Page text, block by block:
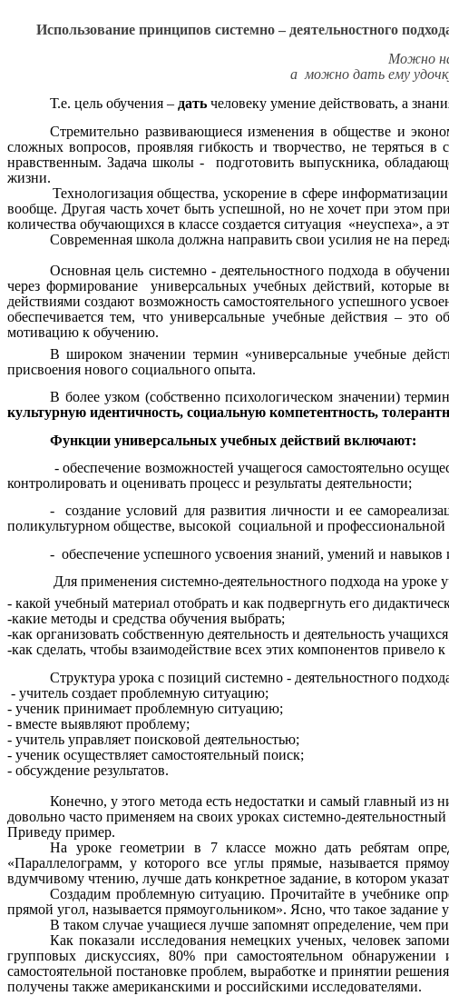
Использование принципов системно – деятельностного
Можно накормить
а можно дать ему удочку, чтобы он
Т.е. цель обучения – дать человеку умение действовать, а
Стремительно развивающиеся изменения в обществе и
сложных вопросов, проявляя гибкость и творчество, не теряться
нравственным. Задача школы - подготовить выпускника,
жизни.
Технологизация общества, ускорение в сфере информатизации
вообще. Другая часть хочет быть успешной, но не хочет при этом
количества обучающихся в классе создается ситуация «неуспеха»,
Современная школа должна направить свои усилия не на
Основная цель системно - деятельностного подхода в
через формирование универсальных учебных действий, которые
действиями создают возможность самостоятельного успешного
обеспечивается тем, что универсальные учебные действия –
мотивацию к обучению.
В широком значении термин «универсальные учебные
присвоения нового социального опыта.
В более узком (собственно психологическом значении)
культурную идентичность, социальную компетентность,
Функции универсальных учебных действий включают:
- обеспечение возможностей учащегося самостоятельно
контролировать и оценивать процесс и результаты деятельности;
- создание условий для развития личности и ее
поликультурном обществе, высокой социальной и профессиональной
- обеспечение успешного усвоения знаний, умений и
Для применения системно-деятельностного подхода на уроке
- какой учебный материал отобрать и как подвергнуть его
-какие методы и средства обучения выбрать;
-как организовать собственную деятельность и деятельность
-как сделать, чтобы взаимодействие всех этих компонентов
Структура урока с позиций системно - деятельностного
- учитель создает проблемную ситуацию;
- ученик принимает проблемную ситуацию;
- вместе выявляют проблему;
- учитель управляет поисковой деятельностью;
- ученик осуществляет самостоятельный поиск;
- обсуждение результатов.
Конечно, у этого метода есть недостатки и самый главный из
довольно часто применяем на своих уроках системно-
Приведу пример.
На уроке геометрии в 7 классе можно дать ребятам
«Параллелограмм, у которого все углы прямые, называется
вдумчивому чтению, лучше дать конкретное задание, в котором
Создадим проблемную ситуацию. Прочитайте в учебнике
прямой угол, называется прямоугольником». Ясно, что такое
В таком случае учащиеся лучше запомнят определение, чем
Как показали исследования немецких ученых, человек
групповых дискуссиях, 80% при самостоятельном
самостоятельной постановке проблем, выработке и принятии
получены также американскими и российскими исследователями.